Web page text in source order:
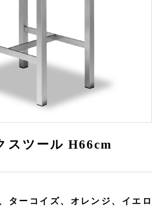
スツール H66cm
ターコイズ、オレンジ、イエロ